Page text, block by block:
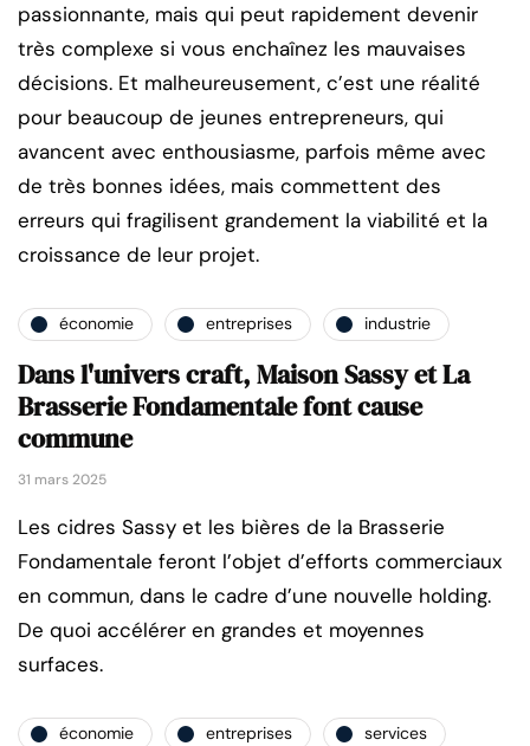
passionnante, mais qui peut rapidement devenir
très complexe si vous enchaînez les mauvaises
décisions. Et malheureusement, c’est une réalité
pour beaucoup de jeunes entrepreneurs, qui
avancent avec enthousiasme, parfois même avec
de très bonnes idées, mais commettent des
erreurs qui fragilisent grandement la viabilité et la
croissance de leur projet.
économie entreprises industrie
Dans l'univers craft, Maison Sassy et La
Brasserie Fondamentale font cause
commune
31 mars 2025
Les cidres Sassy et les bières de la Brasserie
Fondamentale feront l’objet d’efforts commerciaux
en commun, dans le cadre d’une nouvelle holding.
De quoi accélérer en grandes et moyennes
surfaces.
économie entreprises services